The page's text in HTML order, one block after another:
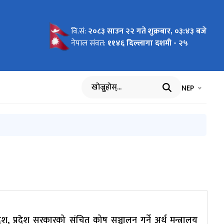
वि.सं: २०८३ साउन २२ गते शुक्रबार, ०३:४३ बजे
नेपाल संवत: ११४६ दिल्लागा दशमी - २५
खोज्नुहोस् भाषा चयन
NEP
प्रदेश सरकारको संचित कोष सञ्चालन गर्ने अर्थ मन्त्रालय